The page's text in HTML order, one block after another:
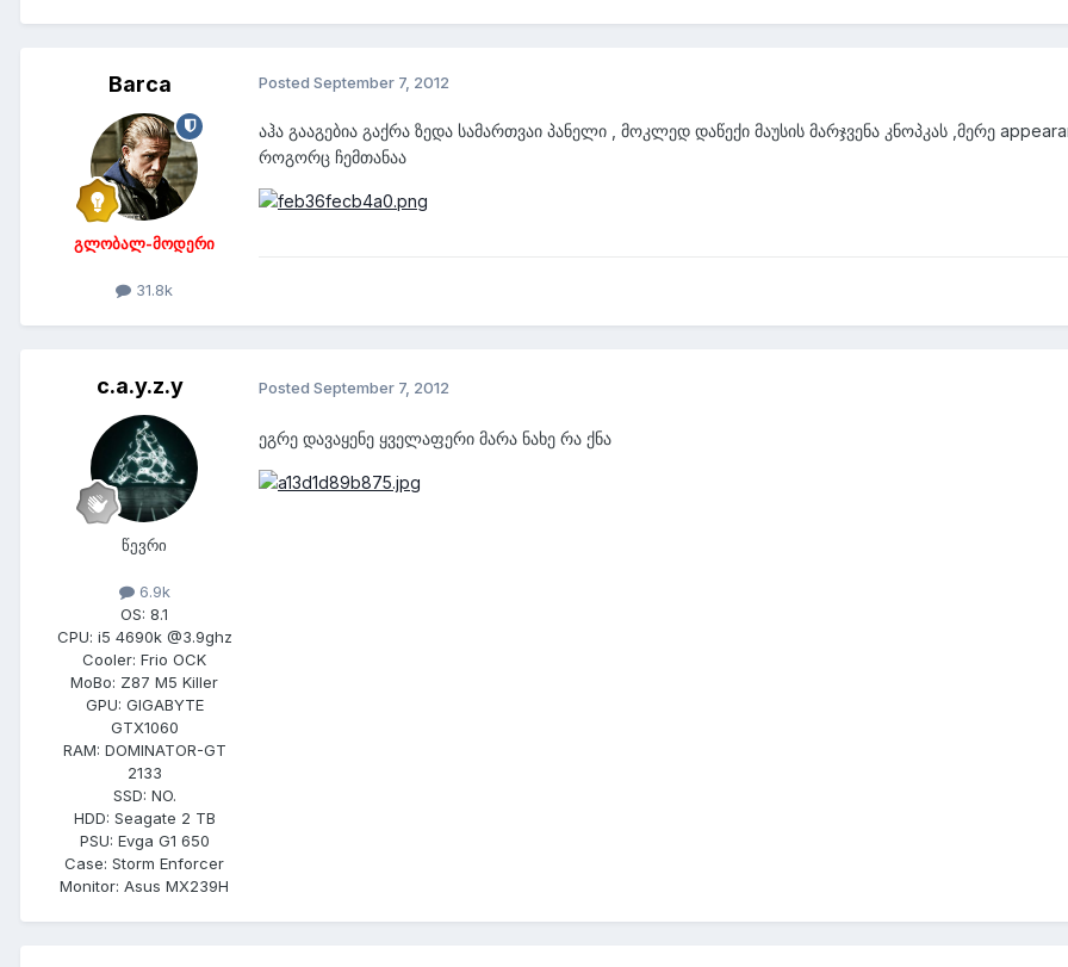
Barca
გლობალ-მოდერი
31.8k
Posted September 7, 2012
აჰა გააგებია გაქრა ზედა სამართვაი პანელი , მოკლედ დაწექი მაუსის მარჯვენა კნოპკას ,მერე
როგორც ჩემთანაა
c.a.y.z.y
წევრი
6.9k
OS: 8.1
CPU: i5 4690k @3.9ghz
Cooler: Frio OCK
MoBo: Z87 M5 Killer
GPU: GIGABYTE
GTX1060
RAM: DOMINATOR-GT
2133
SSD: NO.
HDD: Seagate 2 TB
PSU: Evga G1 650
Case: Storm Enforcer
Monitor: Asus MX239H
Posted September 7, 2012
ეგრე დავაყენე ყველაფერი მარა ნახე რა ქნა